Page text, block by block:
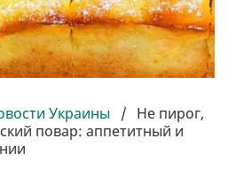
Украины / Не пирог,
повар: аппетитный и